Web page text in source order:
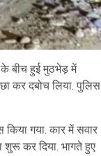
के बीच हुई मुठभेड़ में
कर दबोच लिया. पुलिस
गया. कार में सवार
शुरू कर दिया. भागते हुए